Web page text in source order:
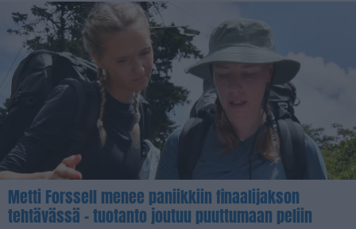
Metti Forssell menee paniikkiin finaalijakson
tehtävässä – tuotanto joutuu puuttumaan peliin